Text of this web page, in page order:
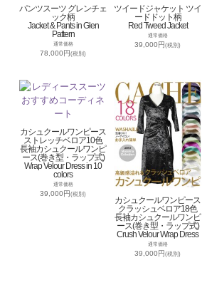
パンツスーツ グレンチェ
ック柄
Jacket & Pants in Glen
Pattern
通常価格
78,000円(税別)
ツイードジャケット ツイ
ードドット柄
Red Tweed Jacket
通常価格
39,000円(税別)
カシュクールワンピース
ストレッチベロア10色
長袖カシュクールワンピ
ース(巻き型・ラップ式)
Wrap Velour Dress in 10
colors
通常価格
39,000円(税別)
カシュクールワンピース
クラッシュベロア18色
長袖カシュクールワンピ
ース(巻き型・ラップ式)
Crush Velour Wrap Dress
通常価格
39,000円(税別)